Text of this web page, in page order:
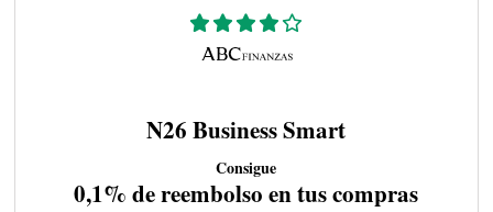
N26 Business Smart
Consigue
0,1% de reembolso en tus compras